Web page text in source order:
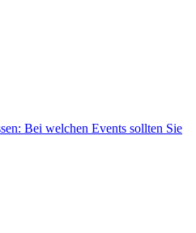
Bei welchen Events sollten Sie